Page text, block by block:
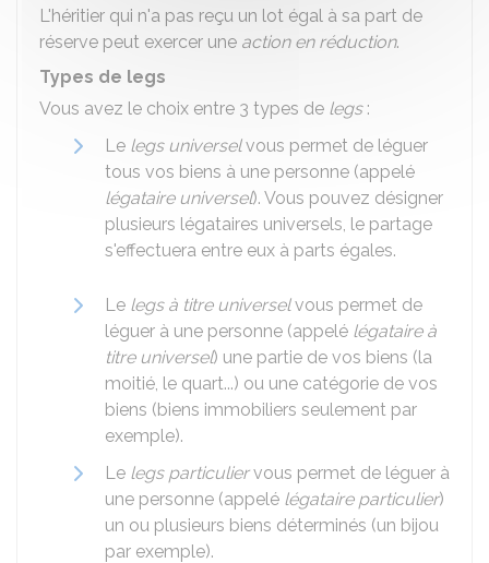
L'héritier qui n'a pas reçu un lot égal à sa part de
réserve peut exercer une action en réduction.
Types de legs
Vous avez le choix entre 3 types de legs:
Le legs universelvous permet de léguer
tous vos biens à une personne (appelé
légataire universel). Vous pouvez désigner
plusieurs légataires universels, le partage
s'effectuera entre eux à parts égales.
Le legs à titre universelvous permet de
léguer à une personne (appelé légataire à
titre universel) une partie de vos biens (la
moitié, le quart...) ou une catégorie de vos
biens (biens immobiliers seulement par
exemple).
Le legs particuliervous permet de léguer à
une personne (appelé légataire particulier)
un ou plusieurs biens déterminés (un bijou
par exemple).